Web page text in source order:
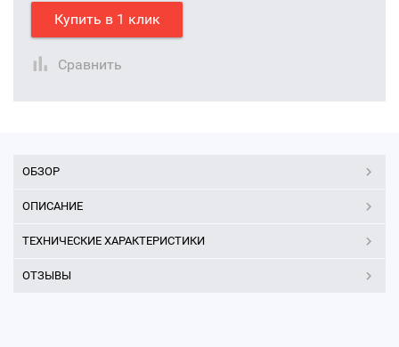
Купить в 1 клик
Сравнить
ОБЗОР
ОПИСАНИЕ
ТЕХНИЧЕСКИЕ ХАРАКТЕРИСТИКИ
ОТЗЫВЫ